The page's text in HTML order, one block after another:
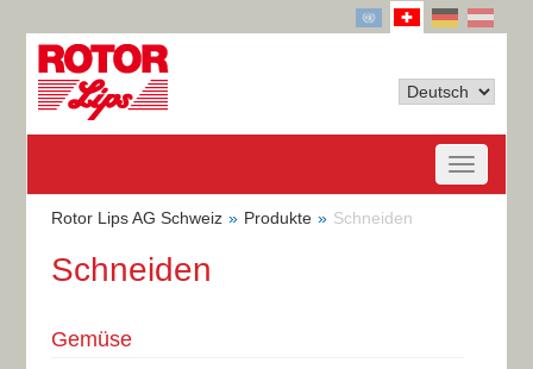
Rotor Lips AG Schweiz Produkte Schneiden
Schneiden
Gemüse